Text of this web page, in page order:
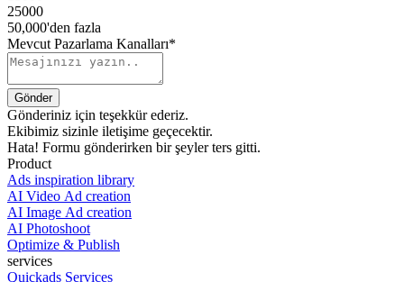
25000
50,000'den fazla
Mevcut Pazarlama Kanalları*
Gönderiniz için teşekkür ederiz.
Ekibimiz sizinle iletişime geçecektir.
Hata! Formu gönderirken bir şeyler ters gitti.
Product
Ads inspiration library
AI Video Ad creation
AI Image Ad creation
AI Photoshoot
Optimize & Publish
services
Quickads Services